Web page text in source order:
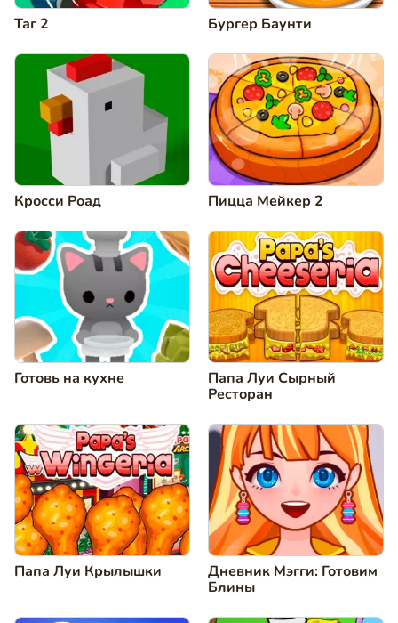
Таг 2 Бургер Баунти
Кросси Роад Пицца Мейкер 2
Готовь на кухне
Папа Луи Сырный
Ресторан
Папа Луи Крылышки
Дневник Мэгги: Готовим
Блины